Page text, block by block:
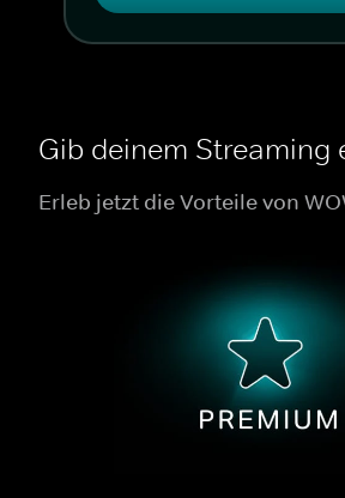
Gib deinem Streaming
Erleb jetzt die Vorteile von